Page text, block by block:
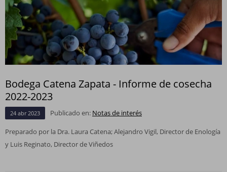
Bodega Catena Zapata - Informe de cosecha
2022-2023
24 abr 2023 Publicado en: Notas de interés
Preparado por la Dra. Laura Catena; Alejandro Vigil, Director de Enología
y Luis Reginato, Director de Viñedos